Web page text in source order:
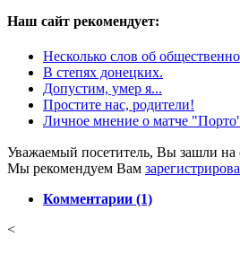
Наш сайт рекомендует:
Несколько слов об
В степях донецких.
Допустим, умер я...
Простите нас, родители!
Личное мнение о матче
Уважаемый посетитель, Вы зашли на
Мы рекомендуем Вам
Комментарии (1)
<